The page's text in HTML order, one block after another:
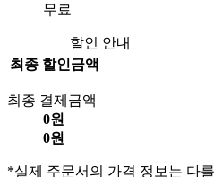
무료
할인 안내
최종 할인금액
최종 결제금액
0원
0원
*실제 주문서의 가격 정보는 다